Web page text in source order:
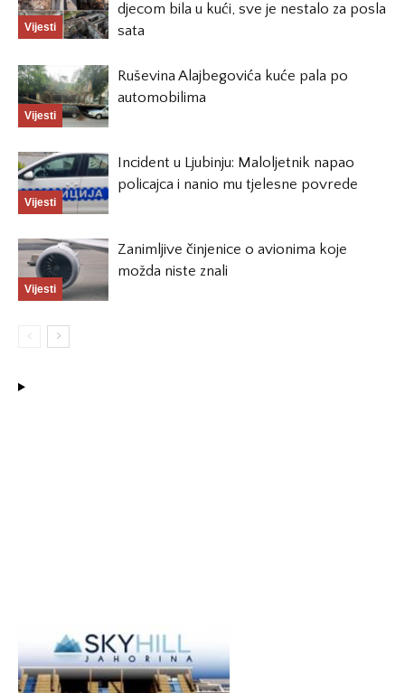
Vijesti
djecom bila u kući, sve je nestalo za posla
sata
Vijesti
Ruševina Alajbegovića kuće pala po
automobilima
Vijesti
Incident u Ljubinju: Maloljetnik napao
policajca i nanio mu tjelesne povrede
Vijesti
Zanimljive činjenice o avionima koje
možda niste znali